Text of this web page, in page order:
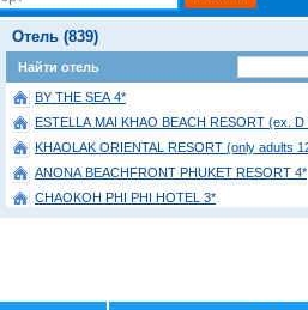
Отель (839)
Найти отель
BY THE SEA 4*
ESTELLA MAI KHAO BEACH RESORT (ex. D
KHAOLAK ORIENTAL RESORT (only adults
ANONA BEACHFRONT PHUKET RESORT 4*
CHAOKOH PHI PHI HOTEL 3*